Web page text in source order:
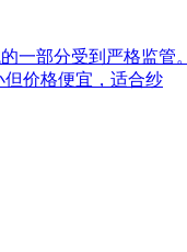
一部分受到严格监管
价格便宜，适合纱